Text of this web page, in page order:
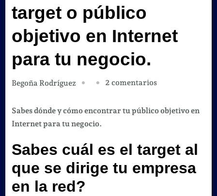
target o público
objetivo en Internet
para tu negocio.
Begoña Rodríguez 2 comentariosen
encontrar
o
público
objetivo
Sabes dónde y cómo encontrar tu público objetivo en
Internet para tu negocio.
Sabes cuál es el target al
que se dirige tu empresa
en la red?